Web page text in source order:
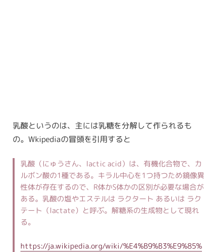
乳酸というのは、主には乳糖を分解して作られるも
の。Wkipediaの冒頭を引用すると
乳酸（にゅうさん、lactic acid）は、有機化合物で、カ
ルボン酸の1種である。キラル中心を1つ持つため鏡像異
性体が存在するので、R体かS体かの区別が必要な場合が
ある。乳酸の塩やエステルは ラクタート あるいは ラク
テート（lactate）と呼ぶ。解糖系の生成物として現れ
る。
https://ja.wikipedia.org/wiki/%E4%B9%B3%E9%85%